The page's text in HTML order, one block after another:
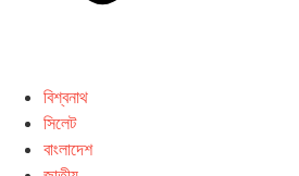
বিশ্বনাথ
সিলেট
বাংলাদেশ